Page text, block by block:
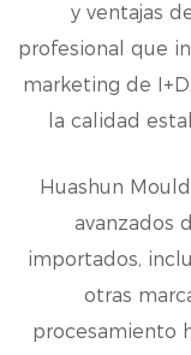
y ventajas
profesional que
marketing de
la calidad
Huashun
avanzados
importados,
otras
procesamiento